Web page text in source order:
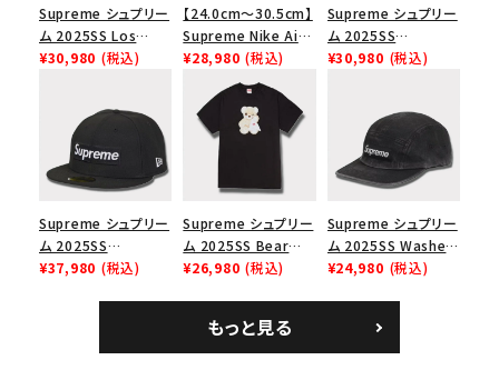
Supreme シュプリー
ム 2025SS Los
Angeles Fire Relief
スロゴTシャツ ホワ
イト 白
¥30,980 (税込)
【24.0cm～30.5cm】
Supreme Nike Air
Force 1 Low シュプ
リーム ナイキエアフォ
ース１スニーカー シ
ューズ ホワイト
¥28,980 (税込)
Supreme シュプリー
ム 2025SS
SpongeBob
ステリレーシングロン
グスリーブTシャツ
ホワイト 白
¥30,980 (税込)
Supreme シュプリー
ム 2025SS
Championship Box
キャップ ブラック 黒
¥37,980 (税込)
Supreme シュプリー
ム 2025SS Bear
Tee ベア Tシャツ ブ
¥26,980 (税込)
Supreme シュプリー
ム 2025SS Washed
Chino Twill Camp
ブラック 黒
¥24,980 (税込)
もっと見る